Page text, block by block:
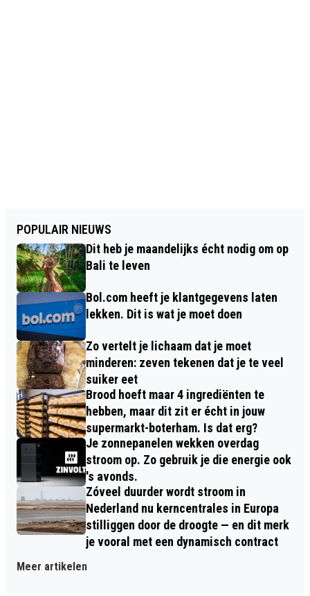
POPULAIR NIEUWS
Dit heb je maandelijks écht nodig om op
Bali te leven
Bol.com heeft je klantgegevens laten
lekken. Dit is wat je moet doen
Zo vertelt je lichaam dat je moet
minderen: zeven tekenen dat je te veel
suiker eet
Brood hoeft maar 4 ingrediënten te
hebben, maar dit zit er écht in jouw
supermarkt-boterham. Is dat erg?
Je zonnepanelen wekken overdag
stroom op. Zo gebruik je die energie ook
's avonds.
Zóveel duurder wordt stroom in
Nederland nu kerncentrales in Europa
stilliggen door de droogte — en dit merk
je vooral met een dynamisch contract
Meer artikelen